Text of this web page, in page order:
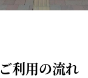
ご利用の流れ